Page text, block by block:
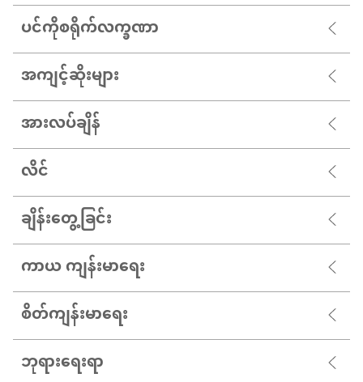
ပင်ကိုစရိုက်လက္ခဏာ
အကျင့်ဆိုးများ
အားလပ်ချိန်
လိင်
ချိန်းတွေ့ခြင်း
ကာယ ကျန်းမာရေး
စိတ်ကျန်းမာရေး
ဘုရားရေးရာ